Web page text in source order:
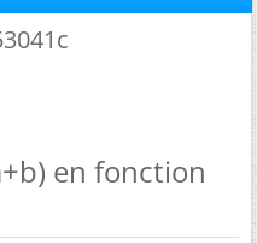
en fonction